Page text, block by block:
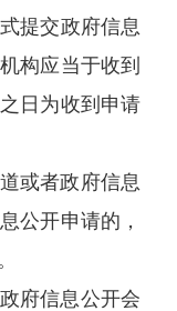
提交政府信息
构应当于收到
日为收到申请
或者政府信息
公开申请的，
府信息公开会